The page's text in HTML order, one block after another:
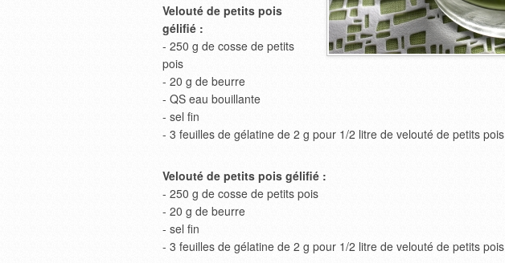
Velouté de petits pois
gélifié :
- 250 g de cosse de petits
pois
- 20 g de beurre
- QS eau bouillante
- sel fin
- 3 feuilles de gélatine de 2 g pour 1/2 litre de velouté de petits pois
Velouté de petits pois gélifié :
- 250 g de cosse de petits pois
- 20 g de beurre
- sel fin
- 3 feuilles de gélatine de 2 g pour 1/2 litre de velouté de petits pois